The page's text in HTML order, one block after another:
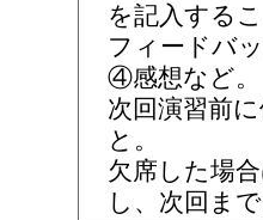
を記入する
フィードバ
④感想など。
次回演習前
と。
欠席した場
し、次回ま